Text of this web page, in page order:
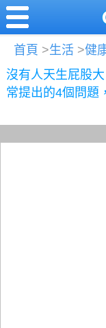
首頁 >生活 >健
沒有人天生屁股
常提出的4個問題